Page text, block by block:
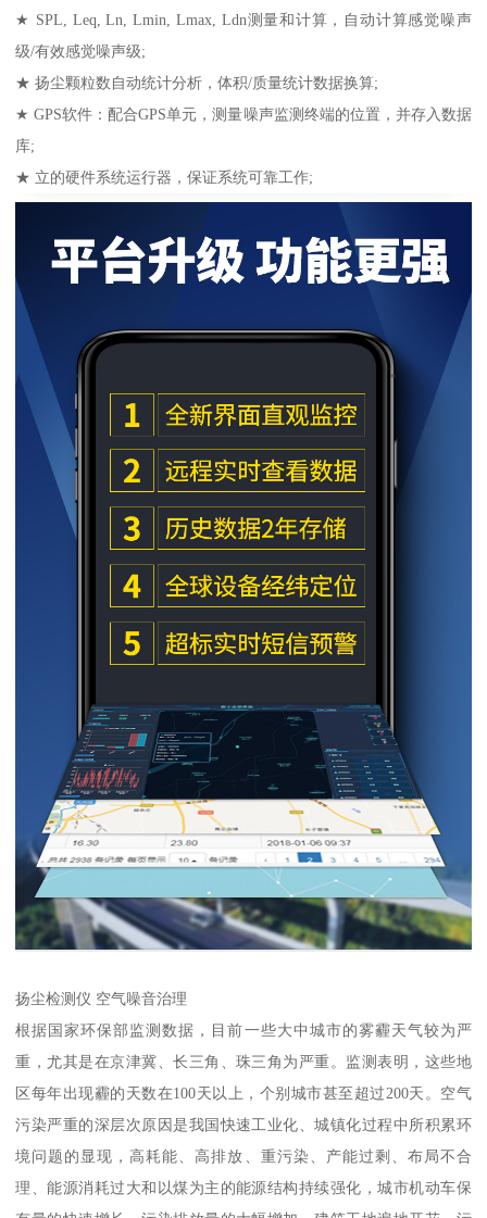
★ SPL, Leq, Ln, Lmin, Lmax, Ldn测量和计算，自动计算感觉噪声
级/有效感觉噪声级;
★ 扬尘颗粒数自动统计分析，体积/质量统计数据换算;
★ GPS软件：配合GPS单元，测量噪声监测终端的位置，并存入数据
库;
★ 立的硬件系统运行器，保证系统可靠工作;
扬尘检测仪 空气噪音治理
根据国家环保部监测数据，目前一些大中城市的雾霾天气较为严
重，尤其是在京津冀、长三角、珠三角为严重。监测表明，这些地
区每年出现霾的天数在100天以上，个别城市甚至超过200天。空气
污染严重的深层次原因是我国快速工业化、城镇化过程中所积累环
境问题的显现，高耗能、高排放、重污染、产能过剩、布局不合
理、能源消耗过大和以煤为主的能源结构持续强化，城市机动车保